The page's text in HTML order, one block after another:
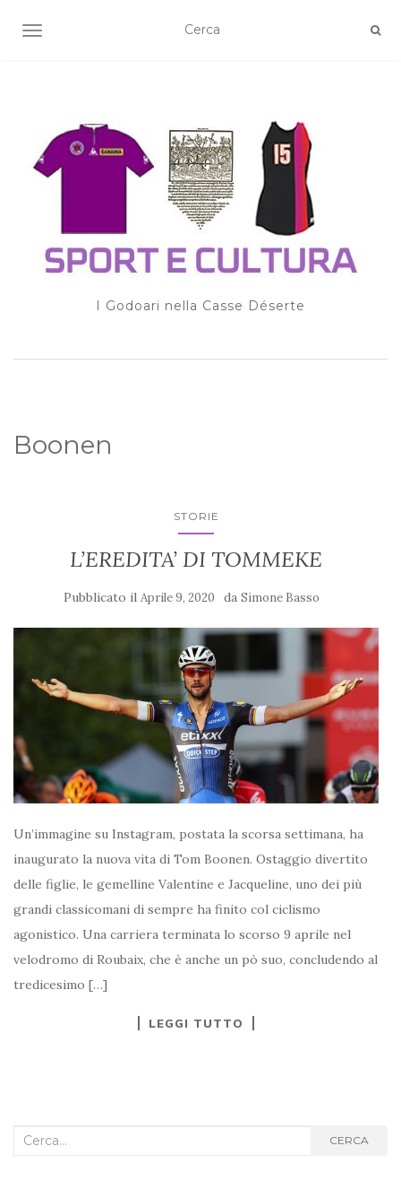
TOGGLE NAVIGATION
I Godoari nella Casse Déserte
Boonen
STORIE
L’EREDITA’ DI TOMMEKE
Pubblicato il Aprile 9, 2020 da Simone Basso
Un’immagine su Instagram, postata la scorsa settimana, ha
inaugurato la nuova vita di Tom Boonen. Ostaggio divertito
delle figlie, le gemelline Valentine e Jacqueline, uno dei più
grandi classicomani di sempre ha finito col ciclismo
agonistico. Una carriera terminata lo scorso 9 aprile nel
velodromo di Roubaix, che è anche un pò suo, concludendo al
tredicesimo […]
LEGGI TUTTO
Cerca
CERCA